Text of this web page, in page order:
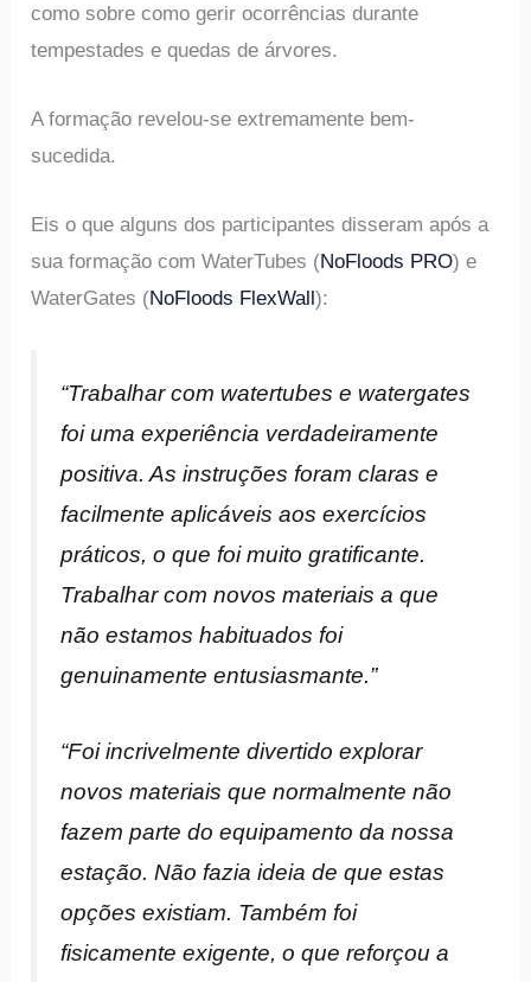
como sobre como gerir ocorrências durante
tempestades e quedas de árvores.
A formação revelou-se extremamente bem-
sucedida.
Eis o que alguns dos participantes disseram após a
sua formação com WaterTubes (NoFloods PRO) e
WaterGates (NoFloods FlexWall):
“Trabalhar com watertubes e watergates
foi uma experiência verdadeiramente
positiva. As instruções foram claras e
facilmente aplicáveis aos exercícios
práticos, o que foi muito gratificante.
Trabalhar com novos materiais a que
não estamos habituados foi
genuinamente entusiasmante.”
“Foi incrivelmente divertido explorar
novos materiais que normalmente não
fazem parte do equipamento da nossa
estação. Não fazia ideia de que estas
opções existiam. Também foi
fisicamente exigente, o que reforçou a